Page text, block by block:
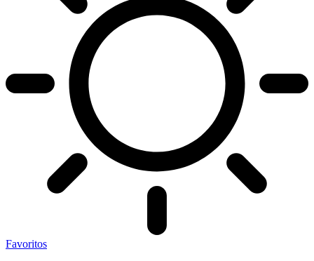
Favoritos